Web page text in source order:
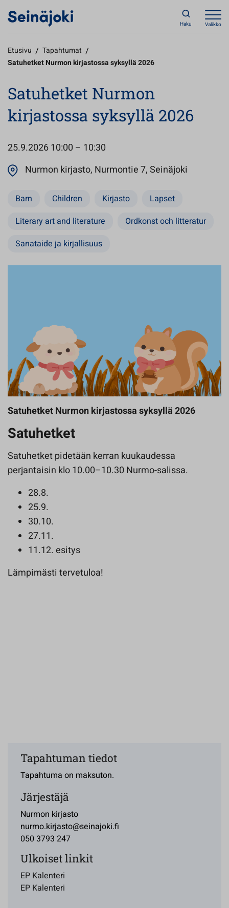
Haku Valikko
Etusivu / Tapahtumat /
Satuhetket Nurmon kirjastossa syksyllä 2026
Satuhetket Nurmon
kirjastossa syksyllä 2026
25.9.202610:00 – 10:30
Nurmon kirjasto, Nurmontie 7, Seinäjoki
Barn Children Kirjasto
Lapset
Literary art and literature
Ordkonst och litteratur
Sanataide ja kirjallisuus
Satuhetket Nurmon kirjastossa syksyllä 2026
Satuhetket
Satuhetket pidetään kerran kuukaudessa
perjantaisin klo 10.00–10.30 Nurmo-salissa.
28.8.
25.9.
30.10.
27.11.
11.12. esitys
Lämpimästi tervetuloa!
Tapahtuman tiedot
Tapahtuma on maksuton.
Järjestäjä
Nurmon kirjasto
nurmo.kirjasto@seinajoki.fi
050 3793 247
Ulkoiset linkit
EP Kalenteri
EP Kalenteri